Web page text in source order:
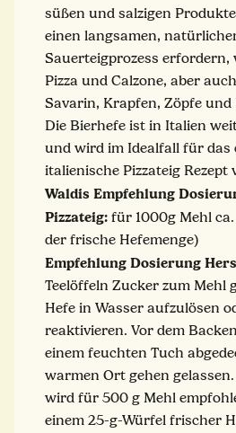
süßen und salzigen
einen langsamen,
Sauerteigprozess erfordern,
Pizza und Calzone, aber
Savarin, Krapfen, Zöpfe und
Die Bierhefe ist in Italien
und wird im Idealfall für das
italienische Pizzateig Rezept
Waldis Empfehlung
Pizzateig: für 1000g Mehl
der frische Hefemenge)
Empfehlung Dosierung
Teelöffeln Zucker zum Mehl
Hefe in Wasser aufzulösen
reaktivieren. Vor dem
einem feuchten Tuch
warmen Ort gehen
wird für 500 g Mehl
einem 25-g-Würfel frischer